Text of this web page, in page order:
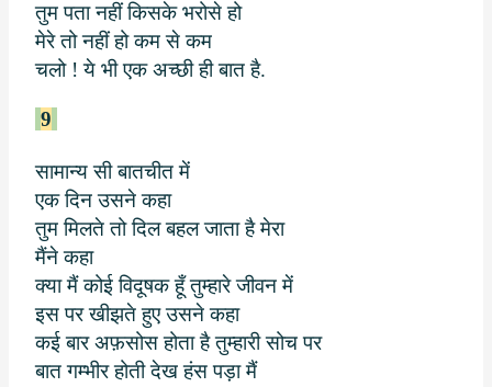
तुम पता नहीं किसके भरोसे हो
मेरे तो नहीं हो कम से कम
चलो ! ये भी एक अच्छी ही बात है.
9
सामान्य सी बातचीत में
एक दिन उसने कहा
तुम मिलते तो दिल बहल जाता है मेरा
मैंने कहा
क्या मैं कोई विदूषक हूँ तुम्हारे जीवन में
इस पर खीझते हुए उसने कहा
कई बार अफ़सोस होता है तुम्हारी सोच पर
बात गम्भीर होती देख हंस पड़ा मैं